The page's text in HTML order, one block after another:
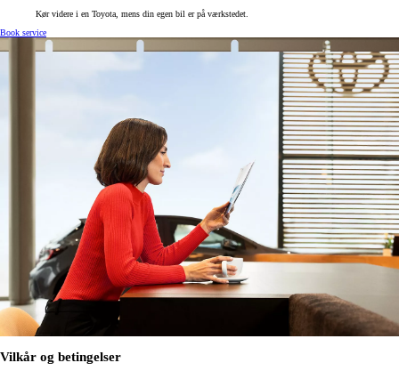
Kør videre i en Toyota, mens din egen bil er på værkstedet.
Book service
Vilkår og betingelser